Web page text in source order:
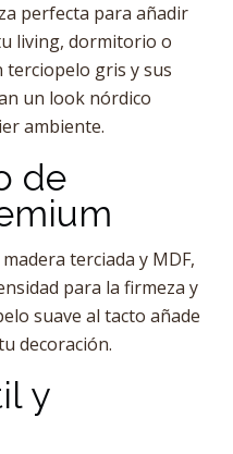
perfecta para añadir
living, dormitorio o
terciopelo gris y sus
un look nórdico
ambiente.
de
terciada y MDF,
para la firmeza y
suave al tacto añade
decoración.
y